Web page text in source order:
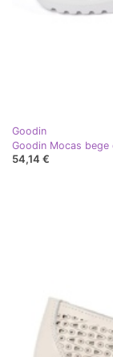
Goodin
Goodin Mocas
54,14 €